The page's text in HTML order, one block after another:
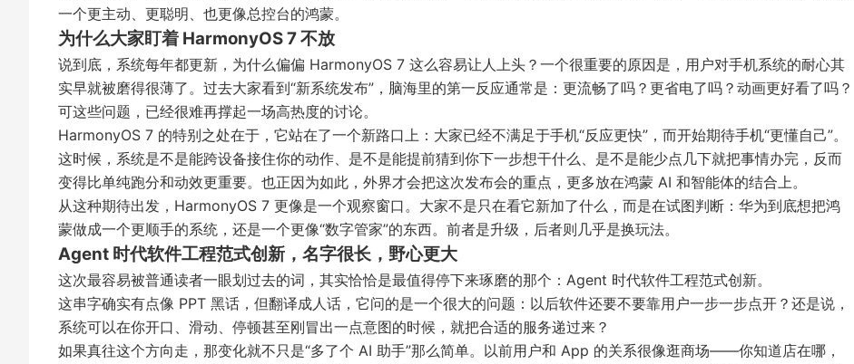
一个更主动、更聪明、也更像总控台的鸿蒙。
为什么大家盯着 HarmonyOS 7 不放
说到底，系统每年都更新，为什么偏偏 HarmonyOS 7 这么容易让人上头？一个很重要的原因是，用户对手机系统的耐心其
实早就被磨得很薄了。过去大家看到“新系统发布”，脑海里的第一反应通常是：更流畅了吗？更省电了吗？动画更好看了吗？
可这些问题，已经很难再撑起一场高热度的讨论。
HarmonyOS 7 的特别之处在于，它站在了一个新路口上：大家已经不满足于手机“反应更快”，而开始期待手机“更懂自己”。
这时候，系统是不是能跨设备接住你的动作、是不是能提前猜到你下一步想干什么、是不是能少点几下就把事情办完，反而
变得比单纯跑分和动效更重要。也正因为如此，外界才会把这次发布会的重点，更多放在鸿蒙 AI 和智能体的结合上。
从这种期待出发，HarmonyOS 7 更像是一个观察窗口。大家不是只在看它新加了什么，而是在试图判断：华为到底想把鸿
蒙做成一个更顺手的系统，还是一个更像“数字管家”的东西。前者是升级，后者则几乎是换玩法。
Agent 时代软件工程范式创新，名字很长，野心更大
这次最容易被普通读者一眼划过去的词，其实恰恰是最值得停下来琢磨的那个：Agent 时代软件工程范式创新。
这串字确实有点像 PPT 黑话，但翻译成人话，它问的是一个很大的问题：以后软件还要不要靠用户一步一步点开？还是说，
系统可以在你开口、滑动、停顿甚至刚冒出一点意图的时候，就把合适的服务递过来？
如果真往这个方向走，那变化就不只是“多了个 AI 助手”那么简单。以前用户和 App 的关系很像逛商场——你知道店在哪，